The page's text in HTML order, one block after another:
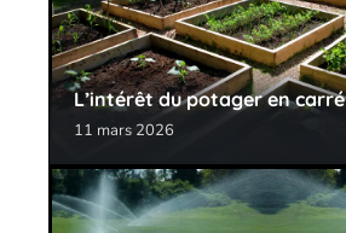
L’intérêt du potager en carré
11 mars 2026